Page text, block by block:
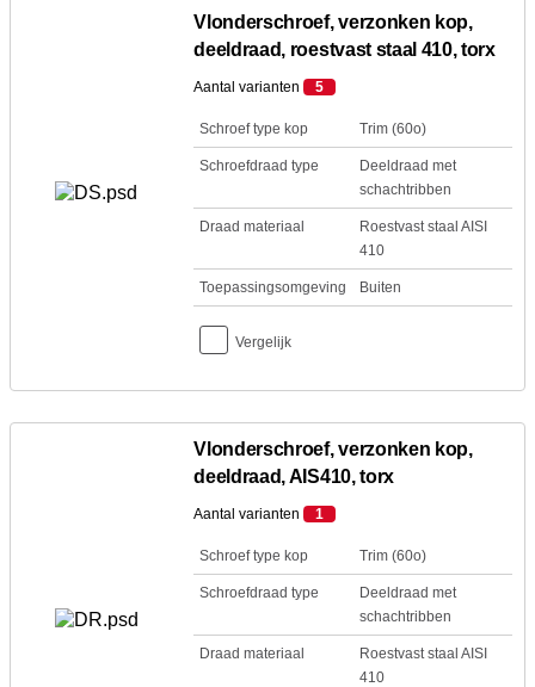
Vlonderschroef, verzonken kop,
deeldraad, roestvast staal 410, torx
Aantal varianten 5
Schroef type kop Trim (60o)
Schroefdraad type
Deeldraad met
schachtribben
Draad materiaal
Roestvast staal AISI
410
Toepassingsomgeving Buiten
Vergelijk
Vlonderschroef, verzonken kop,
deeldraad, AIS410, torx
Aantal varianten 1
Schroef type kop Trim (60o)
Schroefdraad type
Deeldraad met
schachtribben
Draad materiaal
Roestvast staal AISI
410